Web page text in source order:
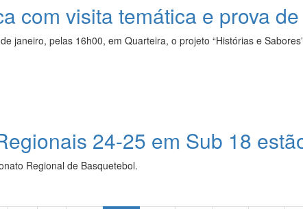
com visita temática e prova
janeiro, pelas 16h00, em Quarteira, o projeto “Histórias e
24-25 em Sub 18
Regional de Basquetebol.